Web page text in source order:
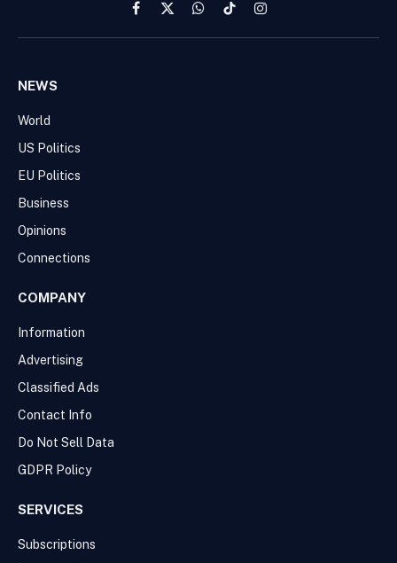
Facebook
X
(Twitter)
WhatsApp
TikTokInstagram
NEWS
World
US Politics
EU Politics
Business
Opinions
Connections
COMPANY
Information
Advertising
Classified Ads
Contact Info
Do Not Sell Data
GDPR Policy
SERVICES
Subscriptions